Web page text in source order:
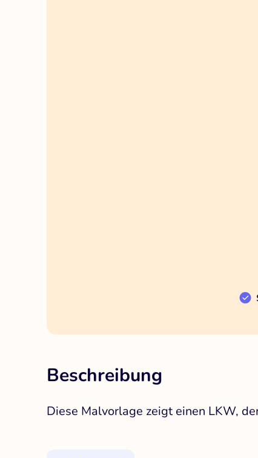
Beschreibung
Diese Malvorlage zeigt einen LKW,